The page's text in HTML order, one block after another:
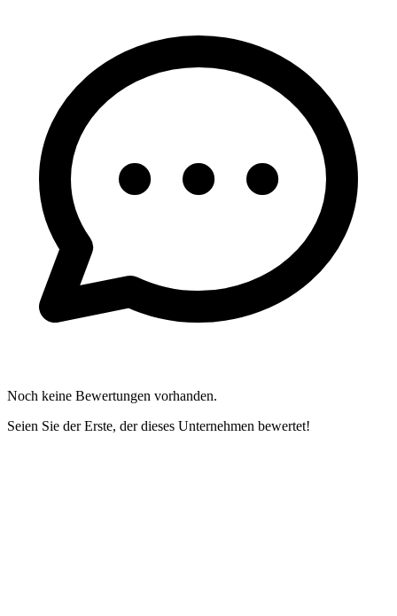
Noch keine Bewertungen vorhanden.
Seien Sie der Erste, der dieses Unternehmen bewertet!